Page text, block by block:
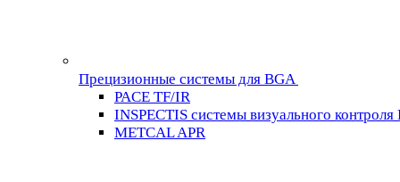
Прецизионные системы для BGA
PACE TF/IR
INSPECTIS системы визуального контроля
METCAL APR